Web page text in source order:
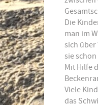
Die
man im
sich über
sie
Mit Hilfe
Viele
das